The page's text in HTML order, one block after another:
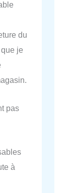
du
je
pas
à